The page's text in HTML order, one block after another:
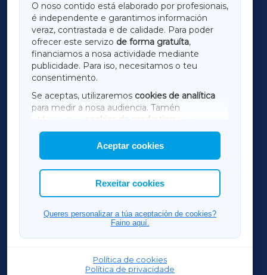
O noso contido está elaborado por profesionais,
é independente e garantimos información
veraz, contrastada e de calidade. Para poder
ofrecer este servizo de forma gratuíta,
financiamos a nosa actividade mediante
publicidade. Para iso, necesitamos o teu
consentimento.
Se aceptas, utilizaremos cookies de analítica
para medir a nosa audiencia. Tamén
utilizaremos
cookies de marketing
mostrar publicidade de terceiros.
Así mesmo, podes personalizar a elección das
cookies que desexas permitir.
Aceptar cookies
Rexeitar cookies
Queres personalizar a túa aceptación de cookies?
Faino aquí.
Política de cookies
Política de privacidade
LUGOXA
TERRACHAXA
AMARIÑAXA
RIBEIRASACRAXA
ACORUÑAXA
FERROLXA
OURENSEXA